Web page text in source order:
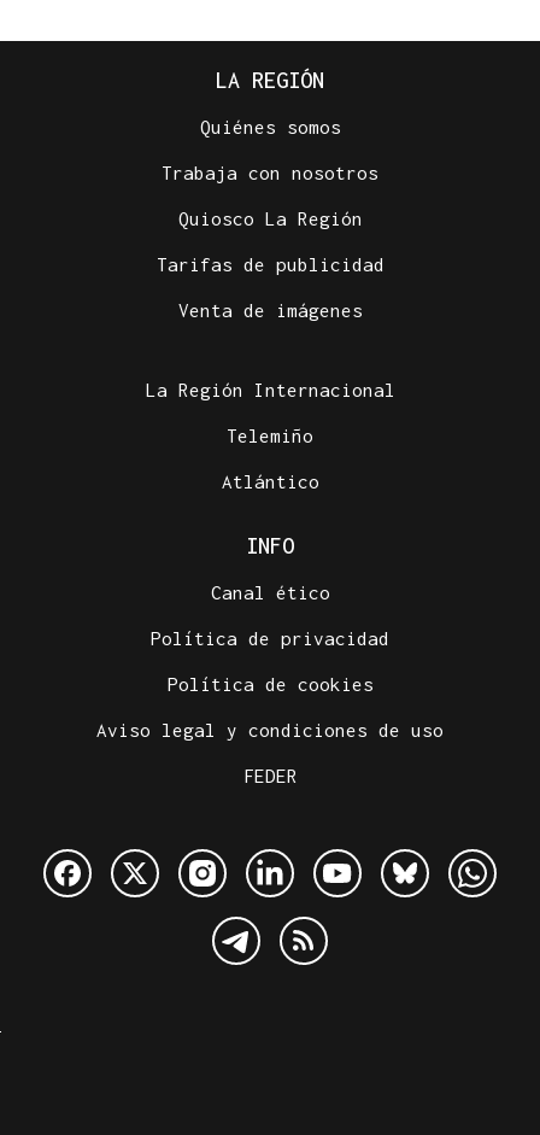
LA REGIÓN
Quiénes somos
Trabaja con nosotros
Quiosco La Región
Tarifas de publicidad
Venta de imágenes
La Región Internacional
Telemiño
Atlántico
INFO
Canal ético
Política de privacidad
Política de cookies
Aviso legal y condiciones de uso
FEDER